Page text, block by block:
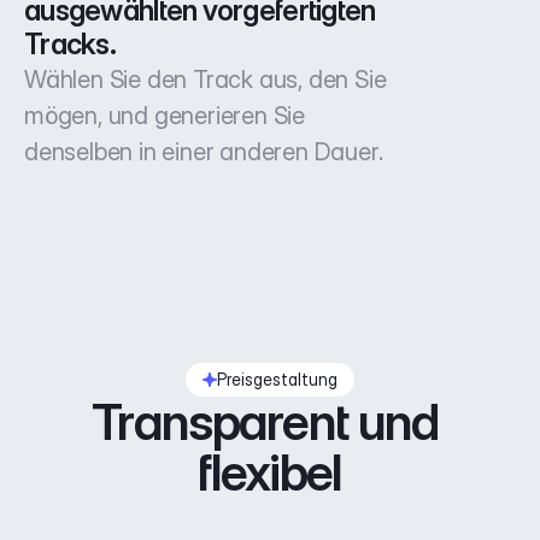
ausgewählten vorgefertigten
Tracks.
Wählen Sie den Track aus, den Sie
mögen, und generieren Sie
denselben in einer anderen Dauer.
Preisgestaltung
Transparent und
flexibel